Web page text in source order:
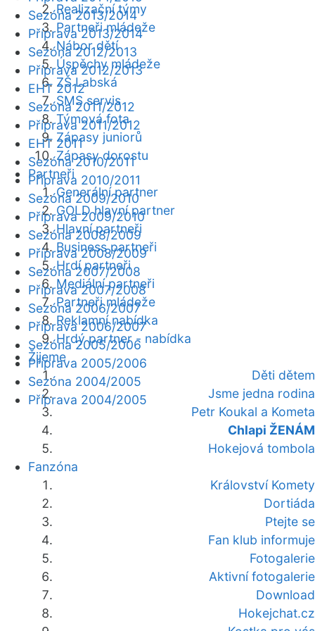
Realizační týmy
Partneři mládeže
Nábor dětí
Úspěchy mládeže
ZŠ Labská
SMS servis
Týmová fota
Zápasy juniorů
Zápasy dorostu
Partneři
Generální partner
GOLD hlavní partner
Hlavní partneři
Business partneři
Hrdí partneři
Mediální partneři
Partneři mládeže
Reklamní nabídka
Hrdý partner - nabídka
Žijeme
Děti dětem
Jsme jedna rodina
Petr Koukal a Kometa
Chlapi ŽENÁM
Hokejová tombola
Fanzóna
Království Komety
Dortiáda
Ptejte se
Fan klub informuje
Fotogalerie
Aktivní fotogalerie
Download
Hokejchat.cz
Sezóna 2013/2014
Příprava 2013/2014
Sezóna 2012/2013
Příprava 2012/2013
EHT 2012
Sezóna 2011/2012
Příprava 2011/2012
EHT 2011
Sezóna 2010/2011
Příprava 2010/2011
Sezóna 2009/2010
Příprava 2009/2010
Sezóna 2008/2009
Příprava 2008/2009
Sezóna 2007/2008
Příprava 2007/2008
Sezóna 2006/2007
Příprava 2006/2007
Sezóna 2005/2006
Příprava 2005/2006
Sezóna 2004/2005
Příprava 2004/2005